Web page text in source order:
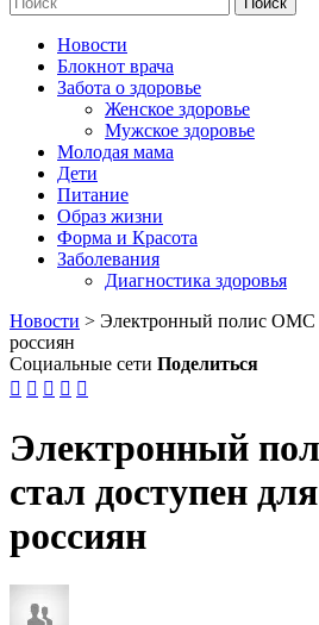
Новости
Блокнот врача
Забота о здоровье
Женское здоровье
Мужское здоровье
Молодая мама
Дети
Питание
Образ жизни
Форма и Красота
Заболевания
Диагностика здоровья
Новости > Электронный полис ОМС
россиян
Социальные сети Поделиться
    
Электронный
стал доступен
россиян